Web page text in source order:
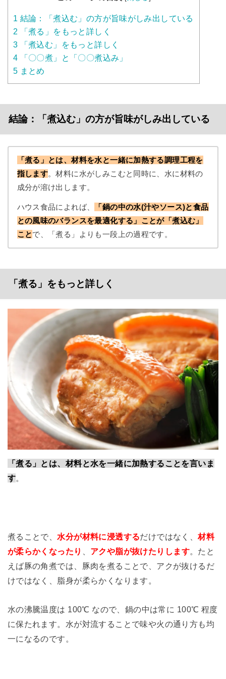
1 結論：「煮込む」の方が旨味がしみ出している
2 「煮る」をもっと詳しく
3 「煮込む」をもっと詳しく
4 「〇〇煮」と「〇〇煮込み」
5 まとめ
結論：「煮込む」の方が旨味がしみ出している
「煮る」とは、材料を水と一緒に加熱する調理工程を
指します。材料に水がしみこむと同時に、水に材料の
成分が溶け出します。
ハウス食品によれば、
「鍋の中の水(汁やソース)と食品
との風味のバランスを最適化する」ことが「煮込む」
ことで、「煮る」よりも一段上の過程です。
「煮る」をもっと詳しく
「煮る」とは、材料と水を一緒に加熱することを言いま
す。
煮ることで、 水分が材料に浸透するだけではなく、材料
が柔らかくなったり
アクや脂が抜けたりします。たと
えば豚の角煮では、豚肉を煮ることで、アクが抜けるだ
けではなく、脂身が柔らかくなります。
水の沸騰温度は 100℃ なので、鍋の中は常に 100℃ 程度
に保たれます。水が対流することで味や火の通り方も均
一になるのです。